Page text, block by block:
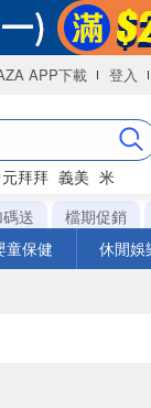
APP下載 登入
拜拜 義美 米
送 檔期促銷
童保健 休閒娛